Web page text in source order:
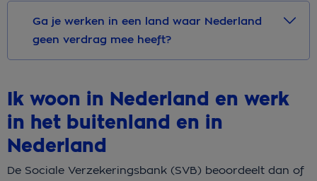
Ga je werken in een land waar Nederland
geen verdrag mee heeft?
Ik woon in Nederland en werk
in het buitenland en in
Nederland
De Sociale Verzekeringsbank (SVB) beoordeelt dan of